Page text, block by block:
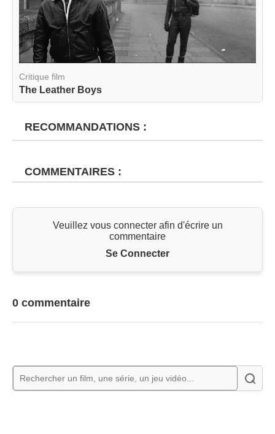
Critique film
The Leather Boys
RECOMMANDATIONS :
COMMENTAIRES :
Veuillez vous connecter afin d'écrire un
commentaire
Se Connecter
0 commentaire